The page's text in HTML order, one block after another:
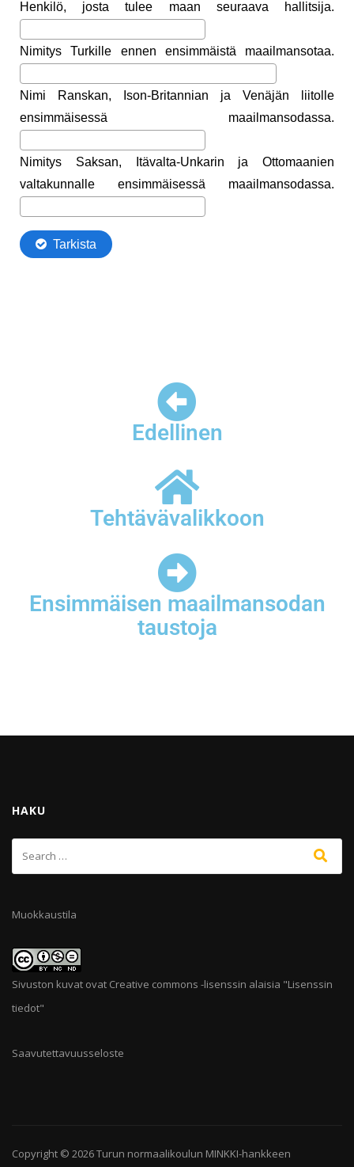
Edellinen
Tehtävävalikkoon
Ensimmäisen maailmansodan
taustoja
HAKU
Muokkaustila
Sivuston kuvat ovat Creative commons -lisenssin alaisia "Lisenssin
tiedot"
Saavutettavuusseloste
Copyright © 2026Turun normaalikoulun MINKKI-hankkeen